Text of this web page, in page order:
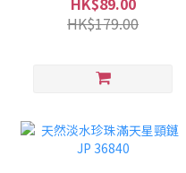
HK$179.00